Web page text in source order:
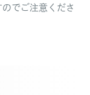
でご注意くださ